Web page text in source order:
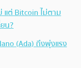
แต่ Bitcoin ไม่ตาม
น?
(Ada) ถึงพุ่งแรง